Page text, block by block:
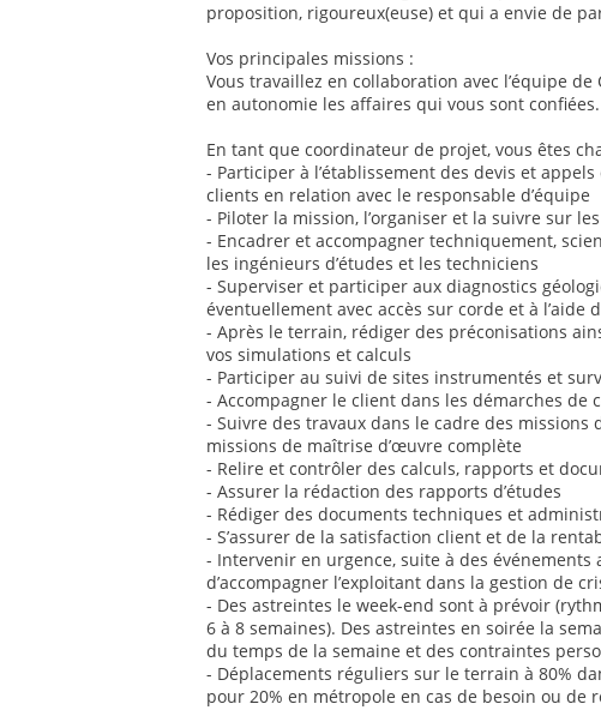
proposition, rigoureux(euse) et qui a envie de
Vos principales missions :
Vous travaillez en collaboration avec l’équipe
en autonomie les affaires qui vous sont confiées.
En tant que coordinateur de projet, vous êtes
- Participer à l’établissement des devis et
clients en relation avec le responsable d’équipe
- Piloter la mission, l’organiser et la suivre sur
- Encadrer et accompagner techniquement,
les ingénieurs d’études et les techniciens
- Superviser et participer aux diagnostics
éventuellement avec accès sur corde et à l’aide
- Après le terrain, rédiger des préconisations
vos simulations et calculs
- Participer au suivi de sites instrumentés et
- Accompagner le client dans les démarches de
- Suivre des travaux dans le cadre des missions
missions de maîtrise d’œuvre complète
- Relire et contrôler des calculs, rapports et
- Assurer la rédaction des rapports d’études
- Rédiger des documents techniques et
- S’assurer de la satisfaction client et de la
- Intervenir en urgence, suite à des
d’accompagner l’exploitant dans la gestion de
- Des astreintes le week-end sont à prévoir
6 à 8 semaines). Des astreintes en soirée la
du temps de la semaine et des contraintes
- Déplacements réguliers sur le terrain à 80%
pour 20% en métropole en cas de besoin ou de